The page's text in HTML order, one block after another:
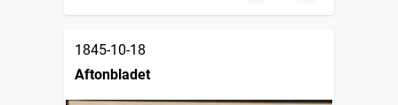
1845-10-18
Aftonbladet